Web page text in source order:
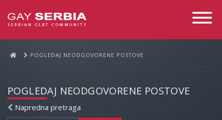
Toggle
POGLEDAJ NEODGOVORENE POSTOVE
POGLEDAJ NEODGOVORENE POSTOVE
Napredna pretraga